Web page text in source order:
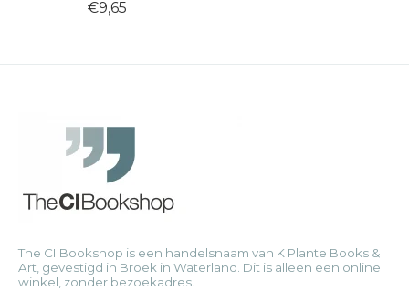
€9,65
The CI Bookshop is een handelsnaam van K Plante Books &
Art, gevestigd in Broek in Waterland. Dit is alleen een online
winkel, zonder bezoekadres.